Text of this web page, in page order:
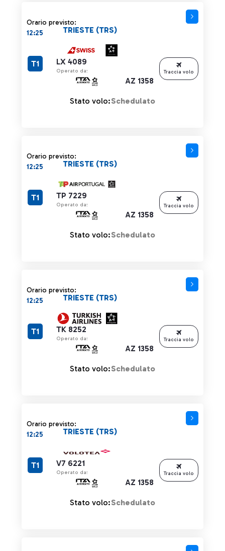
Orario previsto:
12:25
LX 4089
Operato da:
AZ 1358
TRIESTE (TRS)
T1
Stato volo:Schedulato
Traccia volo
Orario previsto:
12:25
TP 7229
Operato da:
AZ 1358
TRIESTE (TRS)
T1
Stato volo:Schedulato
Traccia volo
Orario previsto:
12:25
TK 8252
Operato da:
AZ 1358
TRIESTE (TRS)
T1
Stato volo:Schedulato
Traccia volo
Orario previsto:
12:25
V7 6221
Operato da:
AZ 1358
TRIESTE (TRS)
T1
Stato volo:Schedulato
Traccia volo